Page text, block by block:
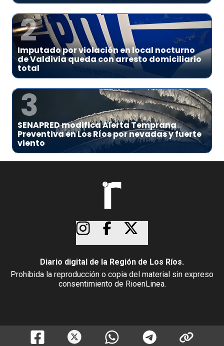
2
Imputado por violación en local nocturno
de Valdivia queda con arresto domiciliario
total
3
SENAPRED modifica Alerta Temprana
Preventiva en Los Ríos por nevadas y fuerte
viento
Diario digital de la Región de Los Ríos.
Prohibida la reproducción o copia del material sin expreso
consentimiento de RioenLinea.